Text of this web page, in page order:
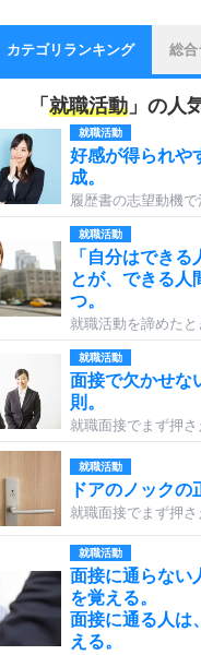
カテゴリランキング 総合
「 就職活動 」の人
就職活動
好感が得られや
成。
履歴書の志望動機
就職活動
「自分はでき
とが、できる人
つ。
就職活動を諦めたと
就職活動
面接で欠かせな
則。
就職面接でまず押
就職活動
ドアのノックの
就職面接でまず押
就職活動
面接に通らない
を覚える。
面接に通る人は
える。